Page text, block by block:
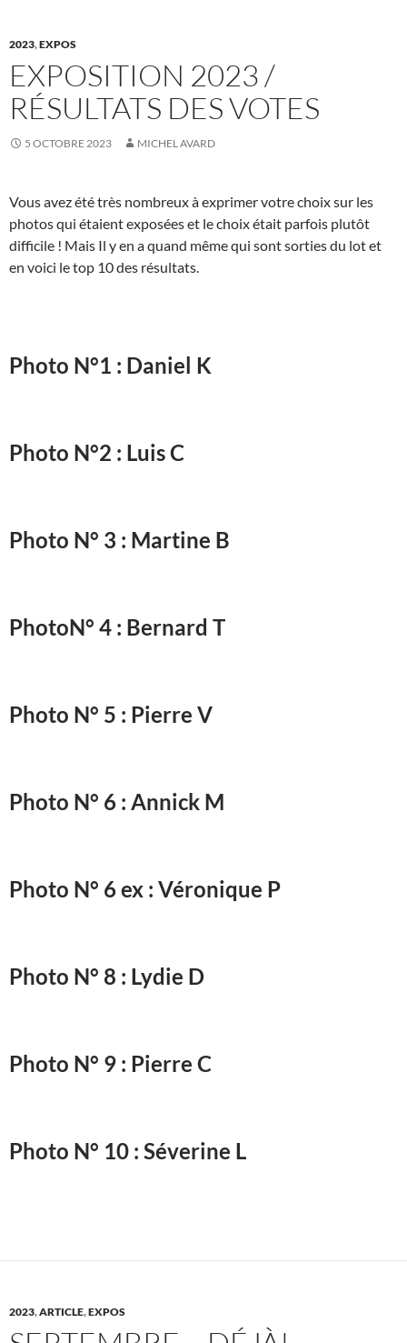
2023,EXPOS
EXPOSITION 2023 /
RÉSULTATS DES VOTES
5 OCTOBRE 2023 MICHEL AVARD
Vous avez été très nombreux à exprimer votre choix sur les
photos qui étaient exposées et le choix était parfois plutôt
difficile ! Mais Il y en a quand même qui sont sorties du lot et
en voici le top 10 des résultats.
Photo N°1 : Daniel K
Photo N°2 : Luis C
Photo N° 3 : Martine B
PhotoN° 4 : Bernard T
Photo N° 5 : Pierre V
Photo N° 6 : Annick M
Photo N° 6 ex : Véronique P
Photo N° 8 : Lydie D
Photo N° 9 : Pierre C
Photo N° 10 : Séverine L
2023,ARTICLE,EXPOS